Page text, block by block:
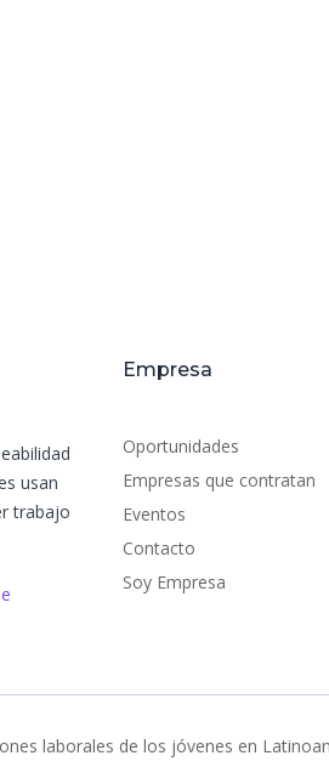
usan
trabajo
Empresa
Oportunidades
Empresas que contratan
Eventos
Contacto
Soy Empresa
laborales de los jóvenes en